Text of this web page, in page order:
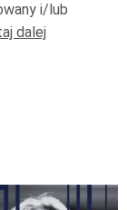
i/lub
dalej